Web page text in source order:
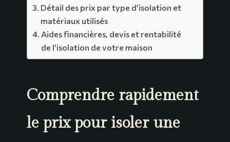
Détail des prix par type d’isolation et
matériaux utilisés
Aides financières, devis et rentabilité
de l’isolation de votre maison
Comprendre rapidement
le prix pour isoler une